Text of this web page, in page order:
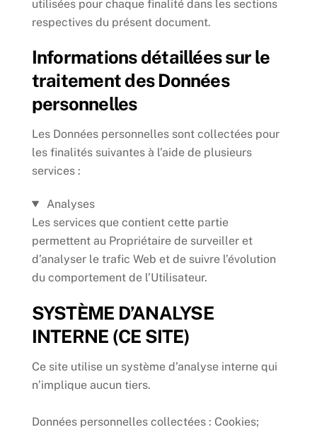
utilisées pour chaque finalité dans les sections
respectives du présent document.
Informations détaillées sur le
traitement des Données
personnelles
Les Données personnelles sont collectées pour
les finalités suivantes à l’aide de plusieurs
services :
Analyses
Les services que contient cette partie
permettent au Propriétaire de surveiller et
d’analyser le trafic Web et de suivre l’évolution
du comportement de l’Utilisateur.
SYSTÈME D’ANALYSE
INTERNE (CE SITE)
Ce site utilise un système d’analyse interne qui
n’implique aucun tiers.
Données personnelles collectées : Cookies;